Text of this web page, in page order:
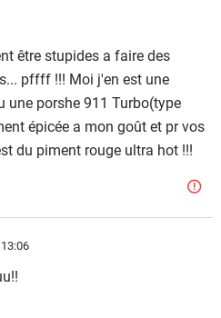
être stupides a faire des
pffff !!! Moi j'en est une
une porshe 911 Turbo(type
épicée a mon goût et pr vos
du piment rouge ultra hot !!!